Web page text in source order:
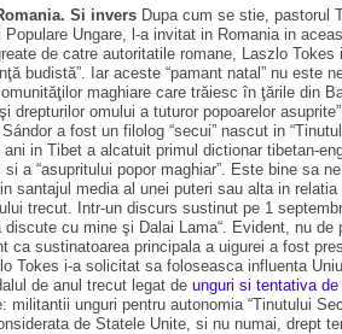
Si invers Dupa cum se stie, pastorul
Ungare, l-a invitat in Romania in
de catre autoritatile romane, Laszlo
budistă”. Iar aceste “pamant natal” nu
maghiare care trăiesc în ţările din
drepturilor omului a tuturor popoarelor
a fost un filolog “secui” nascut in
in Tibet a alcatuit primul dictionar tibetan-
a “asupritului popor maghiar”. Este bine sa
santajul media al unei puteri sau alta in
trecut. Intr-un discurs sustinut pe 1
cu mine şi Dalai Lama“. Evident, nu
ca sustinatoarea principala a uigurei a fost
Tokes i-a solicitat sa foloseasca influenta
de anul trecut legat de unguri si tentativa
militantii unguri pentru autonomia “Tinutului
de Statele Unite, si nu numai, drept